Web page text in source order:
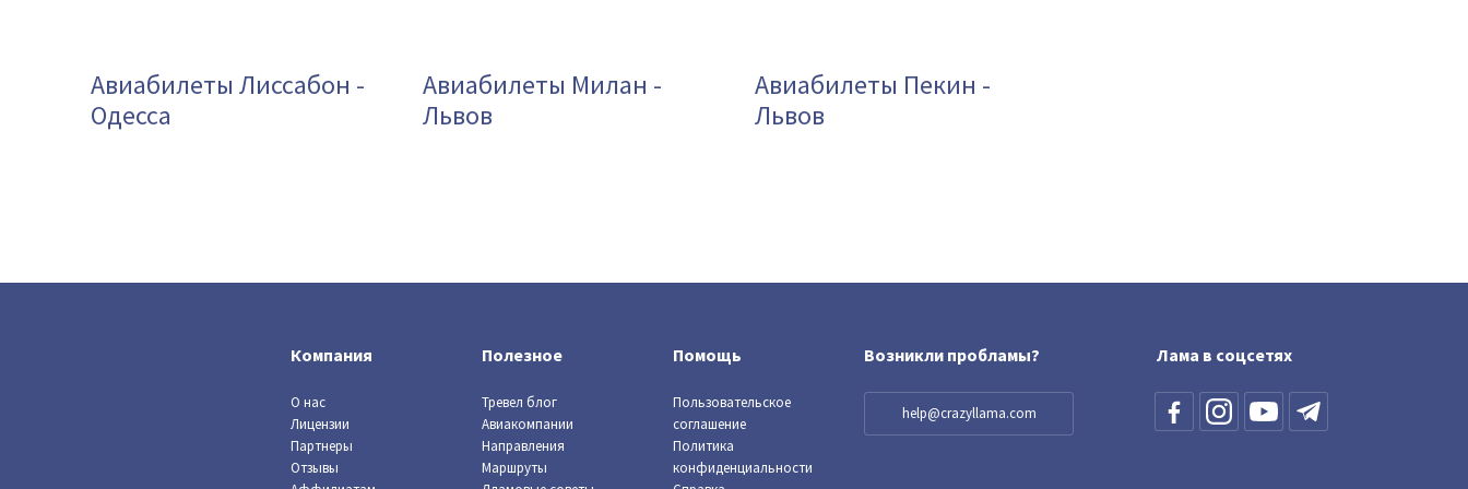
Авиабилеты Лиссабон -
Одесса
Авиабилеты Милан -
Львов
Авиабилеты Пекин -
Львов
Компания
О нас
Лицензии
Партнеры
Отзывы
Полезное
Тревел блог
Авиакомпании
Направления
Маршруты
Помощь
Пользовательское
соглашение
Политика
конфиденциальности
Возникли пробламы?
help@crazyllama.com
Лама в соцсетях